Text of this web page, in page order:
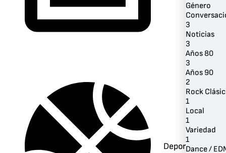
Deportes
Género
3
Noticias
3
Años 80
3
Años 90
2
Rock
1
Local
1
Variedad
1
Dance /